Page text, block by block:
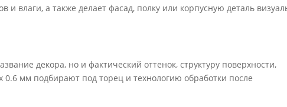
и влаги, а также делает фасад, полку или корпусную деталь
декора, но и фактический оттенок, структуру поверхности,
мм подбирают под торец и технологию обработки после